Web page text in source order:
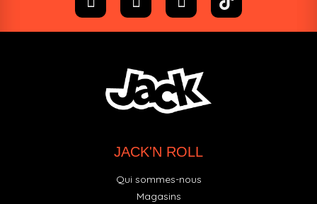
JACK'N ROLL
Qui sommes-nous
Magasins